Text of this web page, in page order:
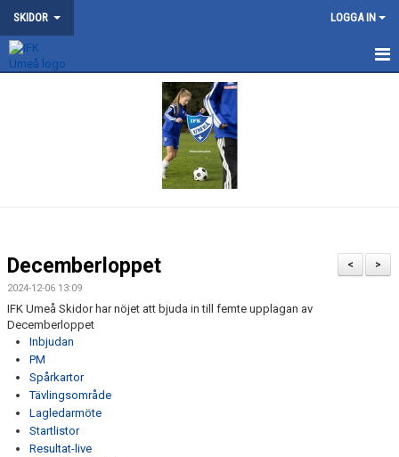
SKIDOR LOGGA IN
VILDMANNALOPPET
ATT BLI MEDLEM
DOKUMENT
ERSMARKSBERGET
TÄVLING
>
<
Decemberloppet
2024-12-06 13:09
IFK Umeå Skidor har nöjet att bjuda in till femte upplagan av
Decemberloppet
Inbjudan
PM
Spårkartor
Tävlingsområde
Lagledarmöte
Startlistor
Resultat-live